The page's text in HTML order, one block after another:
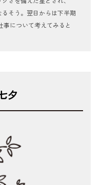
るそう。翌日からは下半期
事について考えてみると
夕